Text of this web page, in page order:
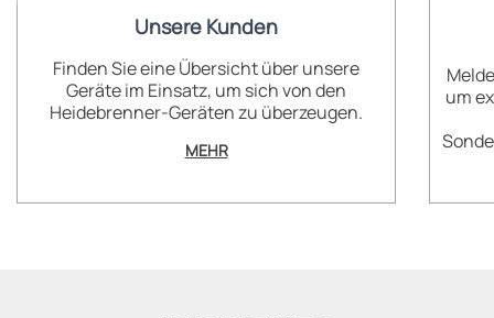
Unsere Kunden
Finden Sie eine Übersicht über unsere
Geräte im Einsatz, um sich von den
Heidebrenner-Geräten zu überzeugen.
MEHR
um